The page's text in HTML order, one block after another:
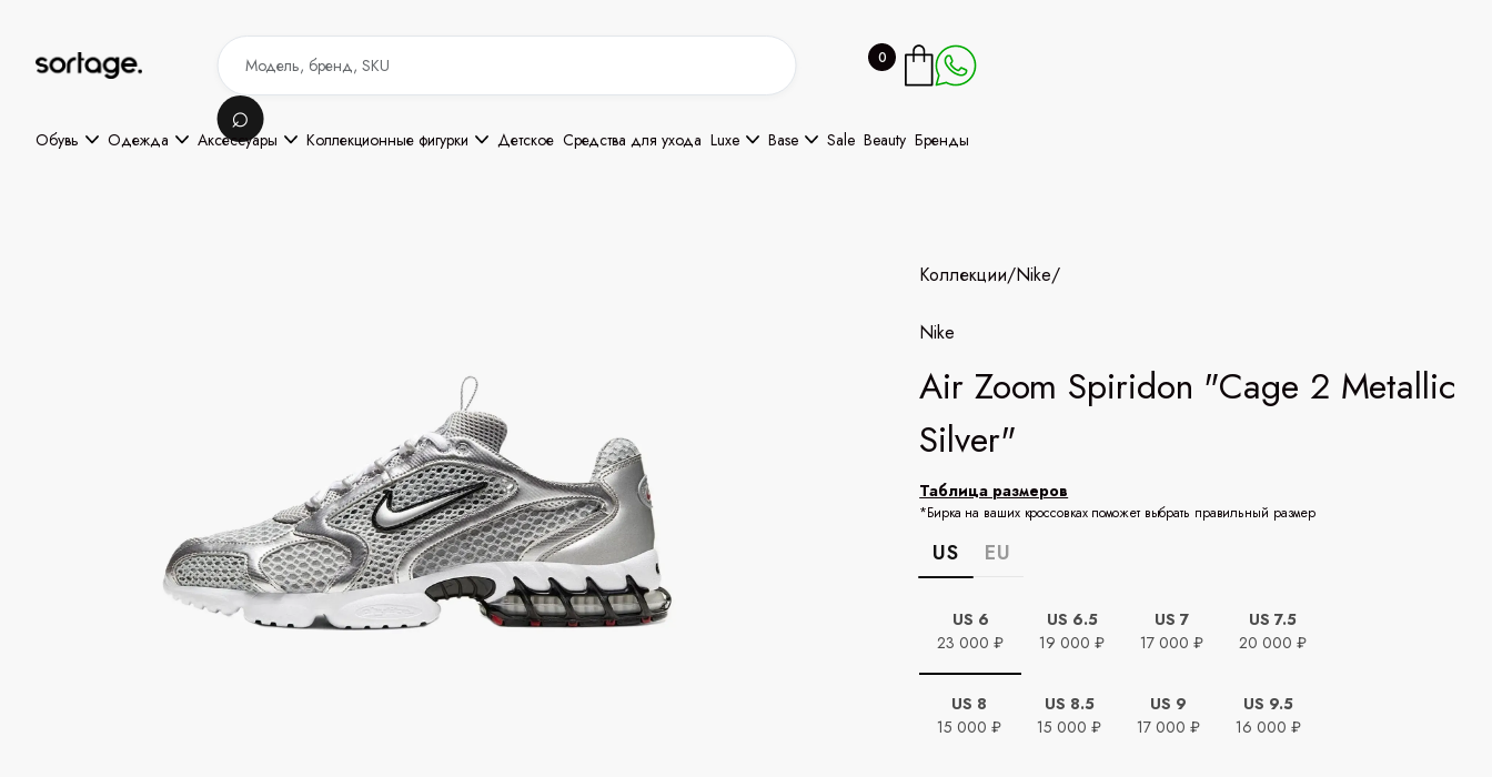
0
Обувь Одежда Аксессуары Коллекционные фигурки Детское Средства для ухода Luxe Base Sale Beauty Бренды
Коллекции/Nike/
Nike
Air Zoom Spiridon "Cage 2 Metallic
Silver"
Таблица размеров
*Бирка на ваших кроссовках поможет выбрать правильный размер
US EU
US 6
23 000 ₽
US 6.5
19 000 ₽
US 7
17 000 ₽
US 7.5
20 000 ₽
US 8
15 000 ₽
US 8.5
15 000 ₽
US 9
17 000 ₽
US 9.5
16 000 ₽